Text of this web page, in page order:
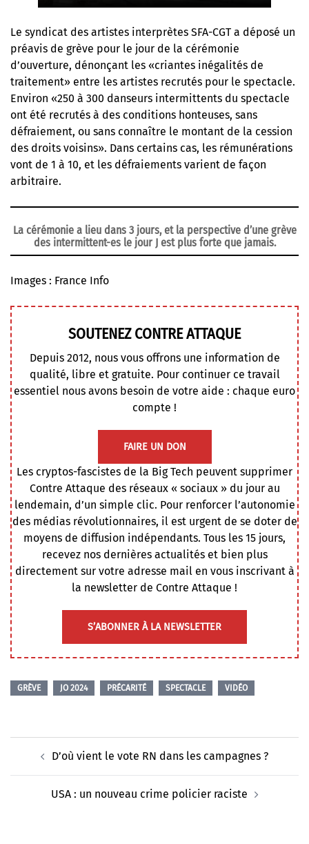
Le syndicat des artistes interprètes SFA-CGT a déposé un
préavis de grève pour le jour de la cérémonie
d’ouverture, dénonçant les «criantes inégalités de
traitement» entre les artistes recrutés pour le spectacle.
Environ «250 à 300 danseurs intermittents du spectacle
ont été recrutés à des conditions honteuses, sans
défraiement, ou sans connaître le montant de la cession
des droits voisins». Dans certains cas, les rémunérations
vont de 1 à 10, et les défraiements varient de façon
arbitraire.
La cérémonie a lieu dans 3 jours, et la perspective d’une grève
des intermittent-es le jour J est plus forte que jamais.
Images : France Info
SOUTENEZ CONTRE ATTAQUE
Depuis 2012, nous vous offrons une information de
qualité, libre et gratuite. Pour continuer ce travail
essentiel nous avons besoin de votre aide : chaque euro
compte !
FAIRE UN DON
Les cryptos-fascistes de la Big Tech peuvent supprimer
Contre Attaque des réseaux « sociaux » du jour au
lendemain, d’un simple clic. Pour renforcer l’autonomie
des médias révolutionnaires, il est urgent de se doter de
moyens de diffusion indépendants. Tous les 15 jours,
recevez nos dernières actualités et bien plus
directement sur votre adresse mail en vous inscrivant à
la newsletter de Contre Attaque !
S’ABONNER À LA NEWSLETTER
GRÈVE JO 2024 PRÉCARITÉ SPECTACLE VIDÉO
d’articleD’où vient le vote RN dans les campagnes ?
USA : un nouveau crime policier raciste